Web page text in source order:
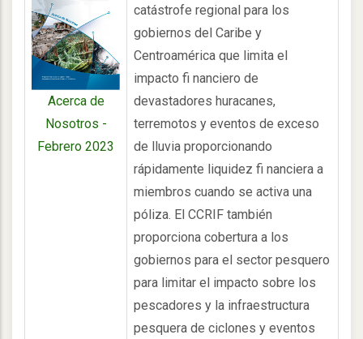
Acerca de
Nosotros -
Febrero 2023
catástrofe regional para los
gobiernos del Caribe y
Centroamérica que limita el
impacto fi nanciero de
devastadores huracanes,
terremotos y eventos de exceso
de lluvia proporcionando
rápidamente liquidez fi nanciera a
miembros cuando se activa una
póliza. El CCRIF también
proporciona cobertura a los
gobiernos para el sector pesquero
para limitar el impacto sobre los
pescadores y la infraestructura
pesquera de ciclones y eventos